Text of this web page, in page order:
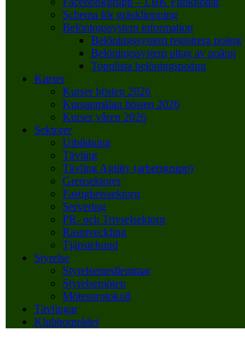
Schema för gräsklippning
Belöningssystem information
Belöningssystem registrera poäng
Belöningssystem uttag av poäng
Topplista belöningspoäng
Kurser
Kurser hösten 2026
Kursanmälan hösten 2026
Kurser våren 2026
Sektorer
Utbildning
Tävling
Tävling Agility (arbetsgrupp)
Grensektorer
Fastighetssektorn
Servering
PR- och Trivselsektorn
Rasutveckling
Tjänstehund
Styrelse
Styrelsemedlemmar
Styrelsemöten
Mötesprotokoll
Tävlingar
Klubbområdet